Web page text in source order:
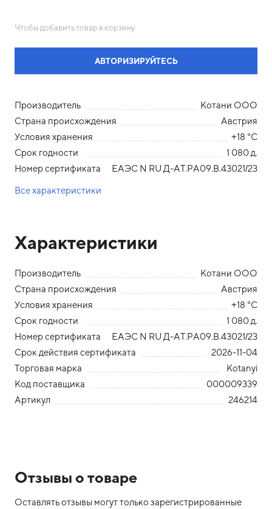
Чтобы добавить товар в корзину
АВТОРИЗИРУЙТЕСЬ
Производитель
Котани ООО
Страна происхождения
Австрия
Условия хранения
+18 °С
Срок годности
1 080 д.
Номер сертификата
ЕАЭС N RU Д-АТ.РА09.В.43021/23
Все характеристики
Характеристики
Производитель
Котани ООО
Страна происхождения
Австрия
Условия хранения
+18 °С
Срок годности
1 080 д.
Номер сертификата
ЕАЭС N RU Д-АТ.РА09.В.43021/23
Срок действия сертификата
2026-11-04
Торговая марка
Kotanyi
Код поставщика
000009339
Артикул
246214
Отзывы о товаре
Оставлять отзывы могут только зарегистрированные